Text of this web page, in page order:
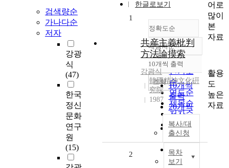
검색량순
가나다순
저자
강광
식
(47)
한국
정신
문화
연구
원
(15)
한글로보기
정확도순
정확도
순
인기도
순
연도순
제목순
저자순
발행기
관순
내림차순
내림차순
10개씩 출력
10개씩
출력
20개씩
30개씩
출력
50개씩
출력
조회
1
共産主義枇判
方法論摸索
강광식
韓國精神文化硏
究院
1987
복사/대
출신청
목차
보기
2
어로
많이
본
자료
활용
도
높은
자료